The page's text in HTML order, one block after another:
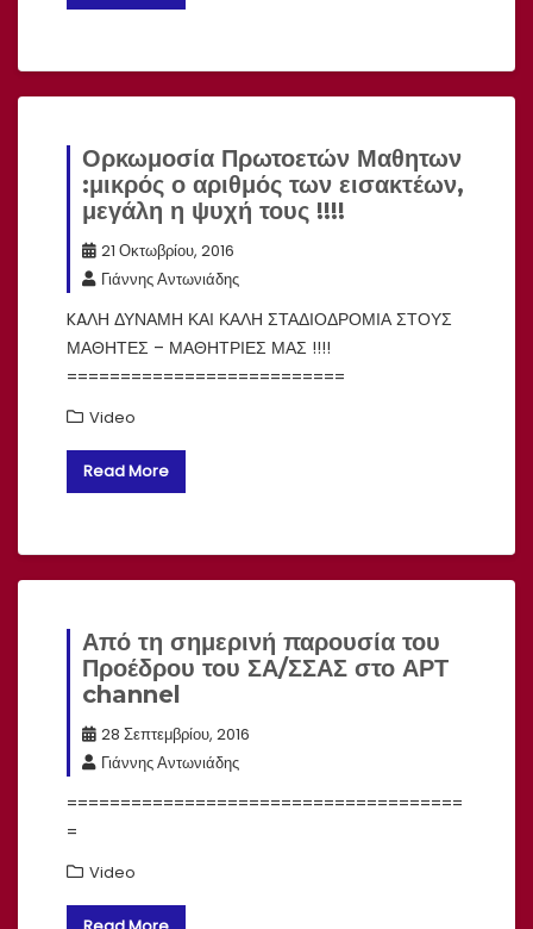
Ορκωμοσία Πρωτοετών Μαθητων
:μικρός ο αριθμός των εισακτέων,
μεγάλη η ψυχή τους !!!!
21 Οκτωβρίου, 2016
Γιάννης Αντωνιάδης
KAΛΗ ΔΥΝΑΜΗ ΚΑΙ ΚΑΛΗ ΣΤΑΔΙΟΔΡΟΜΙΑ ΣΤΟΥΣ
ΜΑΘΗΤΕΣ – ΜΑΘΗΤΡΙΕΣ ΜΑΣ !!!!
==========================
Video
Read More
Από τη σημερινή παρουσία του
Προέδρου του ΣΑ/ΣΣΑΣ στο ΑΡΤ
channel
28 Σεπτεμβρίου, 2016
Γιάννης Αντωνιάδης
=====================================
=
Video